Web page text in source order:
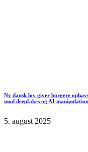
Ny dansk lov giver borgere
mod deepfakes og AI-manipulation
5. august 2025